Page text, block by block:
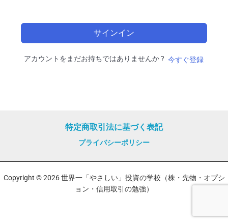
サインイン
アカウントをまだお持ちではありませんか ? 今すぐ登録
特定商取引法に基づく表記
プライバシーポリシー
Copyright © 2026 世界一「やさしい」投資の学校（株・先物・オプシ
ョン・信用取引の勉強）